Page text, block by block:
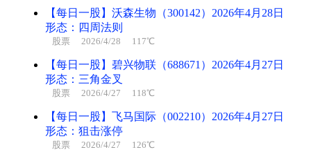
【每日一股】沃森生物（300142）2026年4月28日
形态：四周法则
股票 2026/4/28 117℃
【每日一股】碧兴物联（688671）2026年4月27日
形态：三角金叉
股票 2026/4/27 118℃
【每日一股】飞马国际（002210）2026年4月27日
形态：狙击涨停
股票 2026/4/27 126℃